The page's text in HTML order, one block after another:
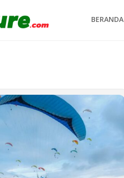
BERANDA